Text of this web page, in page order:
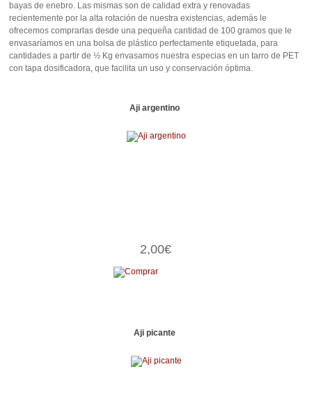
bayas de enebro. Las mismas son de calidad extra y renovadas
recientemente por la alta rotación de nuestra existencias, además le
ofrecemos comprarlas desde una pequeña cantidad de 100 gramos que le
envasaríamos en una bolsa de plástico perfectamente etiquetada, para
cantidades a partir de ½ Kg envasamos nuestra especias en un tarro de PET
con tapa dosificadora, que facilita un uso y conservación óptima.
Aji argentino
2,00€
Aji picante